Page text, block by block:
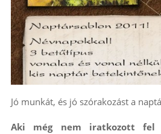
Jó munkát, és jó szórakozást a
Aki még nem iratkozott fel